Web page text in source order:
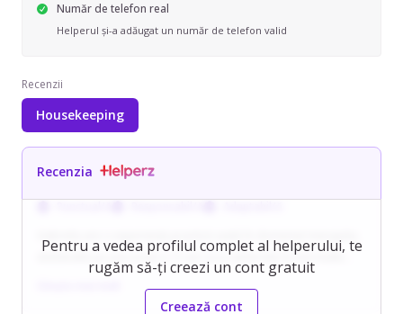
Număr de telefon real
Helperul și-a adăugat un număr de telefon valid
Recenzii
Housekeeping
Pentru a vedea profilul complet al helperului, te
rugăm să-ți creezi un cont gratuit
Creează cont
Recenzia
dobândită pe parcursul a 13 ani ca și cameristă la mai multe
hoteluri, unde a obținut și certificarea THR, recunoscută atât pe
plan local cât și internațional. Este apreciată pentru seriozitatea